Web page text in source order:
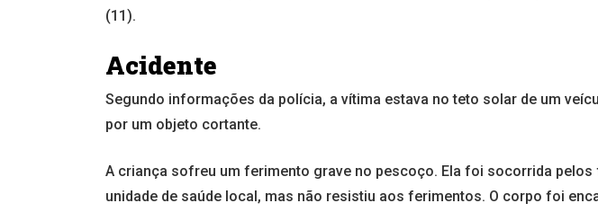
(11).
Acidente
Segundo informações da polícia, a vítima estava no teto solar de um
por um objeto cortante.
A criança sofreu um ferimento grave no pescoço. Ela foi socorrida pelos
unidade de saúde local, mas não resistiu aos ferimentos. O corpo foi